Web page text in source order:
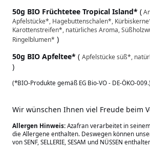
50g BIO Früchtetee Tropical Island* (
Apfelstücke*, Hagebuttenschalen*,
Karottenstreifen*, natürliches Aroma,
Ringelblumen* )
50g BIO Apfeltee* ( Apfelstücke süß*,
)
(*BIO-Produkte gemäß EG Bio-VO - DE-ÖKO-009.)
Wir wünschen Ihnen viel Freude beim
Allergen Hinweis: Azafran verarbeitet in
die Allergene enthalten. Deswegen können
von SENF, SELLERIE, SESAM und NÜSSEN